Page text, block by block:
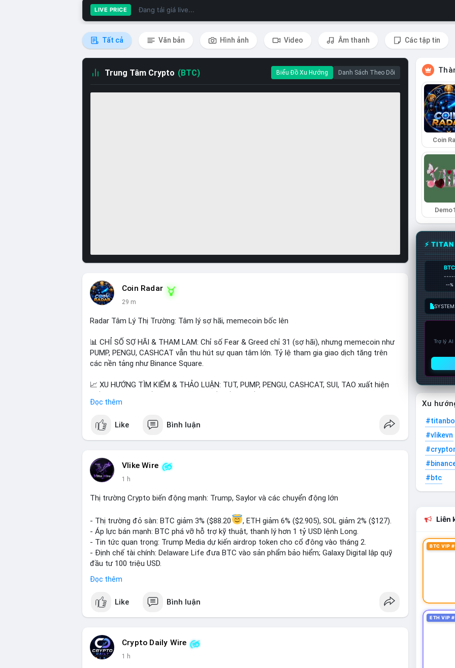
LIVE PRICE Đang tải giá live...
Tất cả Văn bản Hình ảnh Video Âm thanh Các tập tin
Trung Tâm Crypto (BTC) Biểu Đồ Xu Hướng Danh Sách Theo Dõi
Coin Radar
29 m
Radar Tâm Lý Thị Trường: Tâm lý sợ hãi, memecoin bốc lên
📊 CHỈ SỐ SỢ HÃI & THAM LAM: Chỉ số Fear & Greed chỉ 31 (sợ hãi), nhưng memecoin như
PUMP, PENGU, CASHCAT vẫn thu hút sự quan tâm lớn. Tỷ lệ tham gia giao dịch tăng trên
các nền tảng như Binance Square.
📈 XU HƯỚNG TÌM KIẾM & THẢO LUẬN: TUT, PUMP, PENGU, CASHCAT, SUI, TAO xuất hiện
đề hấp dẫn. Bàn tán về SPCX và SAGA cũng hấp dẫn.
💬 DÒNG CHẢY TIN TỨC & TRUYỀN THÔNG: Bàn tán về "long SAGA", "short SPCX", và "đã
ngồi ăn ở khách sạn 5*" (từ bài đăng Binance Square). Tin tức về BIP-110 Bitcoin và SKR
💡 NHẬN ĐỊNH & KHUYẾN NGHỊ: Tâm lý thị trường phân cực. Sợ hãi do chỉ số thấp nhưng xu
hướng memecoin và tin tức tích cực (BTC ETF, SKR) tạo áp lực lên giá. Rủi ro từ các đề cày
Đọc thêm
Like Bình luận
Vlike Wire
1 h
Thị trường Crypto biến động mạnh: Trump, Saylor và các chuyển động lớn
- Thị trường đỏ sàn: BTC giảm 3% ($88.20
, ETH giảm 6% ($2.905), SOL giảm 2% ($127).
- Áp lực bán mạnh: BTC phá vỡ hỗ trợ kỹ thuật, thanh lý hơn 1 tỷ USD lệnh Long.
- Tin tức quan trọng: Trump Media dự kiến airdrop token cho cổ đông vào tháng 2.
- Định chế tài chính: Delaware Life đưa BTC vào sản phẩm bảo hiểm; Galaxy Digital lập quỹ
đầu tư 100 triệu USD.
- Pháp lý: CEO Coinbase thúc đẩy khung pháp lý tại Davos; Bồ Đào Nha chặn Polymarket.
#binancesquare #cryptonews
$btc $eth $sol $xrp
#vlikevn #titanbot
📰 Nguồn: Decrypt
Đọc thêm
Like Bình luận
Crypto Daily Wire
1 h
Coin
⚡
BTC
--%
Trợ lý
Xu
#vlikevn
#btc
Liên
BTC VIP
ETH VIP